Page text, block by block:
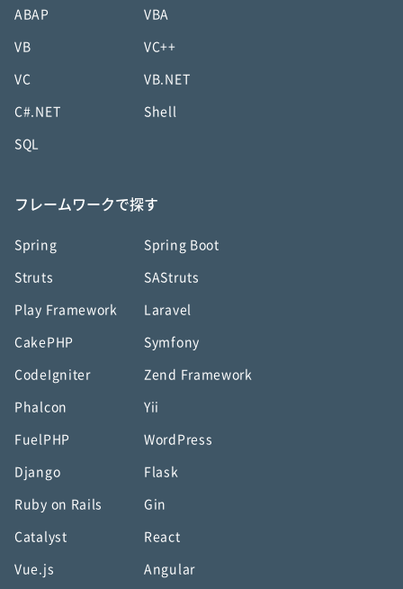
ABAP VBA
VB VC++
VC VB.NET
C#.NET Shell
SQL
フレームワークで探す
Spring Spring Boot
Struts SAStruts
Play Framework Laravel
CakePHP Symfony
CodeIgniter Zend Framework
Phalcon Yii
FuelPHP WordPress
Django Flask
Ruby on Rails Gin
Catalyst React
Vue.js Angular